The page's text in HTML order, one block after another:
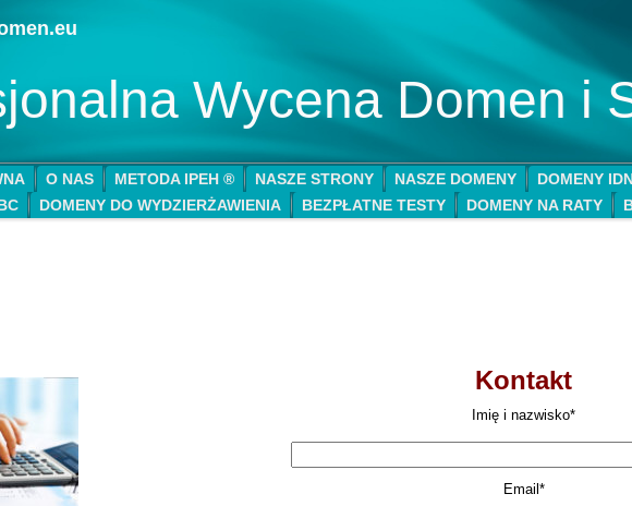
Wycena Domen i
O NAS METODA IPEH ® NASZE STRONY NASZE DOMENY
DOMENY
DOMENY DO WYDZIERŻAWIENIA BEZPŁATNE TESTY DOMENY NA RATY
Kontakt
Imię i nazwisko*
Email*